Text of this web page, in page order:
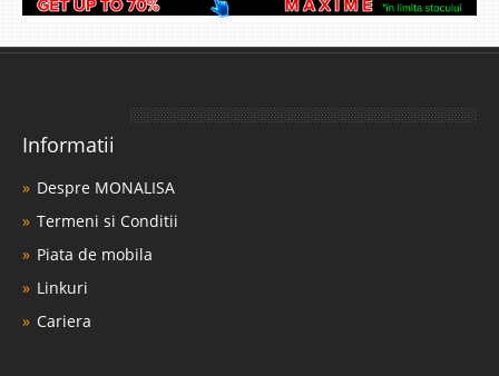
Informatii
Despre MONALISA
Termeni si Conditii
Piata de mobila
Linkuri
Cariera